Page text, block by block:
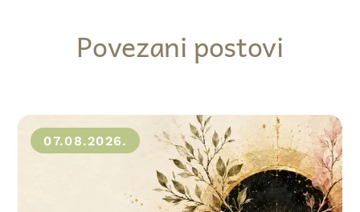
Povezani postovi
07.08.2026.